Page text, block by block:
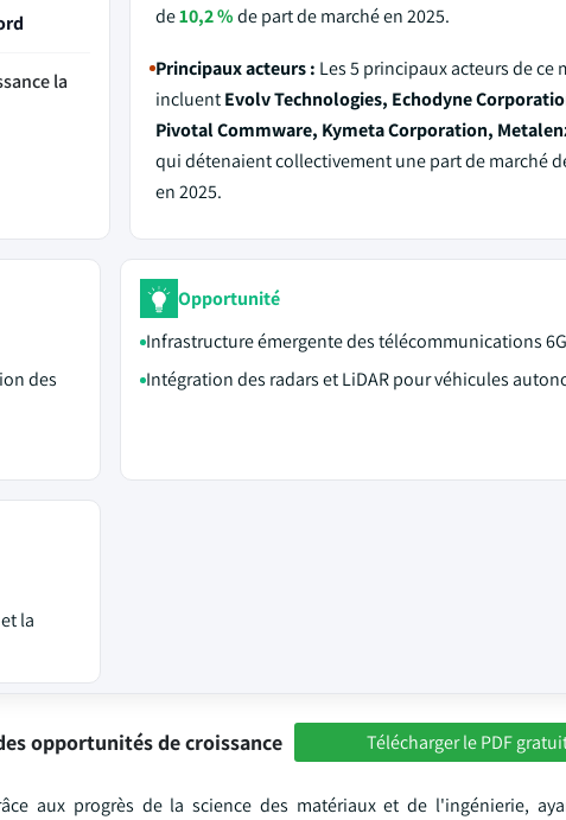
la
de10,2 %de part de marché en 2025.
Principaux acteurs : Les 5 principaux acteurs de ce
incluentEvolv Technologies, Echodyne
Pivotal Commware, Kymeta Corporation,
qui détenaient collectivement une part de marché
en 2025.
des
Opportunité
Infrastructure émergente des télécommunications 6G
Intégration des radars et LiDAR pour véhicules
la
opportunités de croissance Télécharger le PDF
aux progrès de la science des matériaux et de l'ingénierie,